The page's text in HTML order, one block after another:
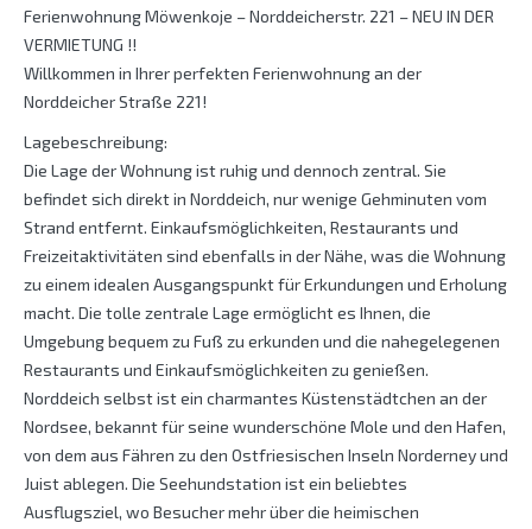
Ferienwohnung Möwenkoje – Norddeicherstr. 221 – NEU IN DER
VERMIETUNG !!
Willkommen in Ihrer perfekten Ferienwohnung an der
Norddeicher Straße 221!
Lagebeschreibung:
Die Lage der Wohnung ist ruhig und dennoch zentral. Sie
befindet sich direkt in Norddeich, nur wenige Gehminuten vom
Strand entfernt. Einkaufsmöglichkeiten, Restaurants und
Freizeitaktivitäten sind ebenfalls in der Nähe, was die Wohnung
zu einem idealen Ausgangspunkt für Erkundungen und Erholung
macht. Die tolle zentrale Lage ermöglicht es Ihnen, die
Umgebung bequem zu Fuß zu erkunden und die nahegelegenen
Restaurants und Einkaufsmöglichkeiten zu genießen.
Norddeich selbst ist ein charmantes Küstenstädtchen an der
Nordsee, bekannt für seine wunderschöne Mole und den Hafen,
von dem aus Fähren zu den Ostfriesischen Inseln Norderney und
Juist ablegen. Die Seehundstation ist ein beliebtes
Ausflugsziel, wo Besucher mehr über die heimischen